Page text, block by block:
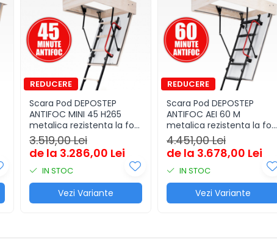
Scara Pod DEPOSTEP
ANTIFOC MINI 45 H265
metalica rezistenta la foc
45 minute
3.519,00 Lei
de la 3.286,00 Lei
IN STOC
Vezi Variante
Scara Pod DEPOSTEP
ANTIFOC AEI 60 M
metalica rezistenta la foc
60 minute
4.451,00 Lei
de la 3.678,00 Lei
IN STOC
Vezi Variante